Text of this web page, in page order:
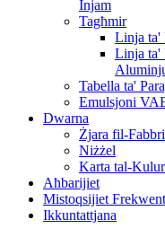
Injam
Tagħmir
Linja ta'
Linja ta'
Tabella ta'
Emulsjoni
Dwarna
Żjara fil-
Niżżel
Karta tal-Kulur
Aħbarijiet
Mistoqsijiet
Ikkuntattjana